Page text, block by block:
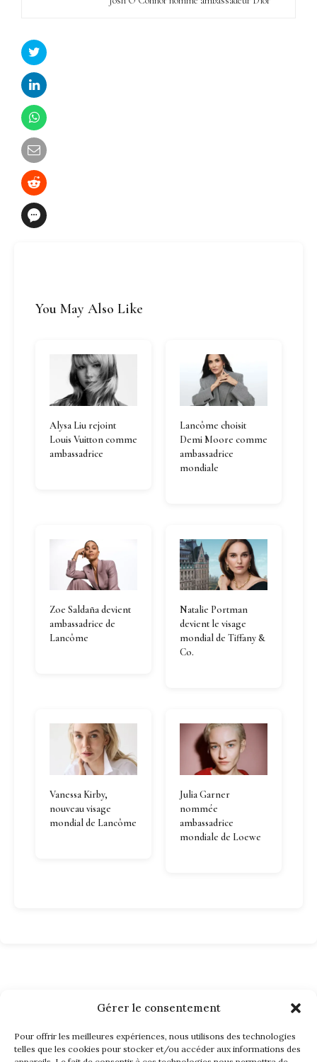
Gérer le consentement
Pour offrir les meilleures expériences, nous utilisons des technologies
telles que les cookies pour stocker et/ou accéder aux informations des
You May Also Like
Alysa Liu rejoint
Louis Vuitton comme
ambassadrice
Lancôme choisit
Demi Moore comme
ambassadrice
mondiale
Zoe Saldaña devient
ambassadrice de
Lancôme
Natalie Portman
devient le visage
mondial de Tiffany &
Co.
Vanessa Kirby,
nouveau visage
mondial de Lancôme
Julia Garner
nommée
ambassadrice
mondiale de Loewe